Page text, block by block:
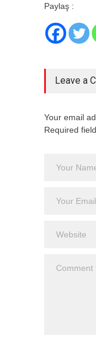
Paylaş :
Leave a
Your email
Required